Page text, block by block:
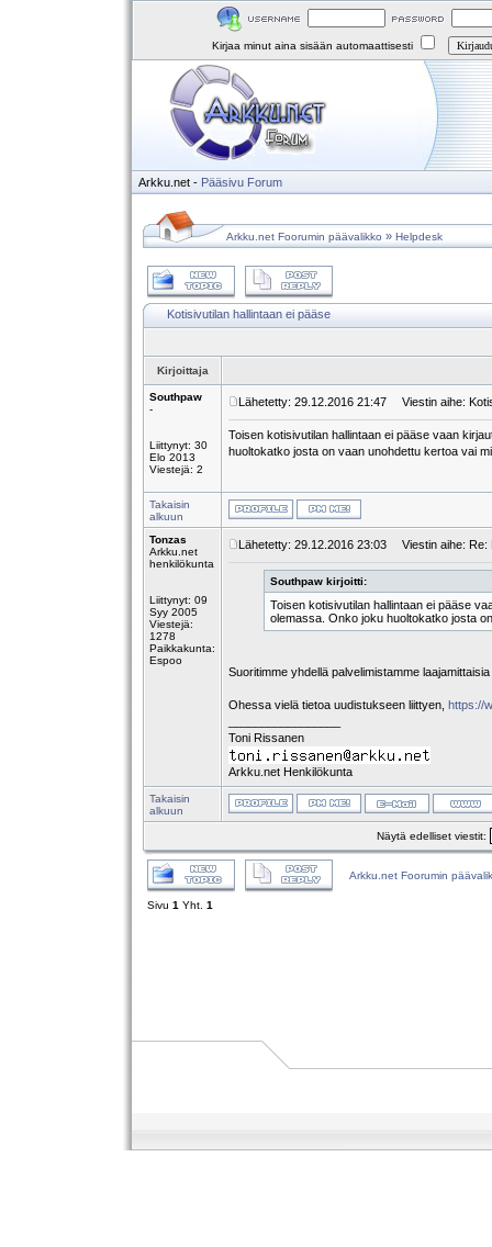
Kirjaa minut aina sisään automaattisesti
Arkku.net - Pääsivu Forum
Arkku.net Foorumin päävalikko » Helpdesk
Kotisivutilan hallintaan ei pääse
Kirjoittaja
Southpaw
-
Liittynyt: 30
Elo 2013
Viestejä: 2
Lähetetty: 29.12.2016 21:47 Viestin aihe:
Toisen kotisivutilan hallintaan ei pääse vaan
huoltokatko josta on vaan unohdettu kertoa vai
Takaisin
alkuun
Tonzas
Arkku.net
henkilökunta
Liittynyt: 09
Syy 2005
Viestejä:
1278
Paikkakunta:
Espoo
Lähetetty: 29.12.2016 23:03 Viestin aihe: Re:
Southpaw kirjoitti:
Toisen kotisivutilan hallintaan ei pääse
olemassa. Onko joku huoltokatko josta
Suoritimme yhdellä palvelimistamme
Ohessa vielä tietoa uudistukseen liittyen, https://
Toni Rissanen
Arkku.net Henkilökunta
Takaisin
alkuun
Näytä edelliset viestit:
Arkku.net Foorumin
Sivu 1 Yht. 1